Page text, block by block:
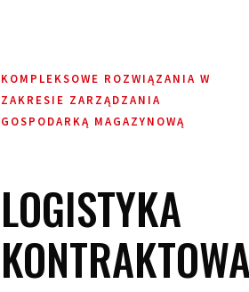
KOMPLEKSOWE ROZWIĄZANIA W
ZAKRESIE ZARZĄDZANIA
GOSPODARKĄ MAGAZYNOWĄ
LOGISTYKA